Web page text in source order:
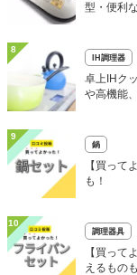
型・便利
8
IH調理器
卓上IHク
や高機能
9
鍋
【買って
も！
10
調理器具
【買って
えるもの